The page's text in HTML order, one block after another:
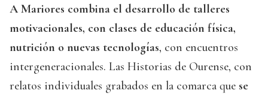
A Mariores combina el desarrollo de talleres
motivacionales, con clases de educación física,
nutrición o nuevas tecnologías, con encuentros
intergeneracionales. Las Historias de Ourense, con
relatos individuales grabados en la comarca que se